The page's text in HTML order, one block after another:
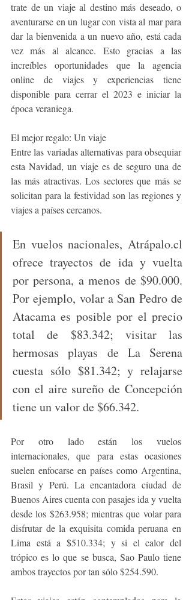
trate de un viaje al destino más deseado, o
aventurarse en un lugar con vista al mar para
dar la bienvenida a un nuevo año, está cada
vez más al alcance. Esto gracias a las
increíbles oportunidades que la agencia
online de viajes y experiencias tiene
disponible para cerrar el 2023 e iniciar la
época veraniega.
El mejor regalo: Un viaje
Entre las variadas alternativas para obsequiar
esta Navidad, un viaje es de seguro una de
las más atractivas. Los sectores que más se
solicitan para la festividad son las regiones y
viajes a países cercanos.
En vuelos nacionales, Atrápalo.cl
ofrece trayectos de ida y vuelta
por persona, a menos de $90.000.
Por ejemplo, volar a San Pedro de
Atacama es posible por el precio
total de $83.342; visitar las
hermosas playas de La Serena
cuesta sólo $81.342; y relajarse
con el aire sureño de Concepción
tiene un valor de $66.342.
Por otro lado están los vuelos
internacionales, que para estas ocasiones
suelen enfocarse en países como Argentina,
Brasil y Perú. La encantadora ciudad de
Buenos Aires cuenta con pasajes ida y vuelta
desde los $263.958; mientras que volar para
disfrutar de la exquisita comida peruana en
Lima está a $510.334; y si el calor del
trópico es lo que se busca, Sao Paulo tiene
ambos trayectos por tan sólo $254.590.